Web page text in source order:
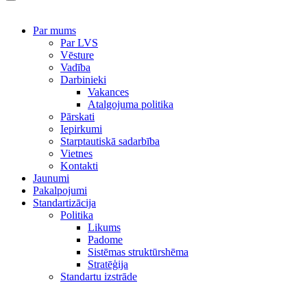
Par mums
Par LVS
Vēsture
Vadība
Darbinieki
Vakances
Atalgojuma politika
Pārskati
Iepirkumi
Starptautiskā sadarbība
Vietnes
Kontakti
Jaunumi
Pakalpojumi
Standartizācija
Politika
Likums
Padome
Sistēmas struktūrshēma
Stratēģija
Standartu izstrāde